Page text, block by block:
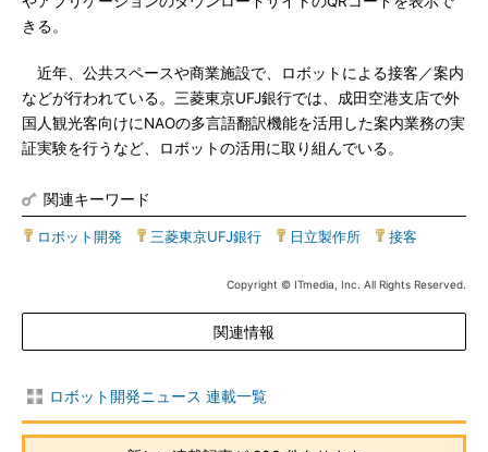
きる。
近年、公共スペースや商業施設で、ロボットによる接客／案内
などが行われている。三菱東京UFJ銀行では、成田空港支店で外
国人観光客向けにNAOの多言語翻訳機能を活用した案内業務の実
証実験を行うなど、ロボットの活用に取り組んでいる。
関連キーワード
ロボット開発 三菱東京UFJ銀行 日立製作所 接客
Copyright © ITmedia, Inc. All Rights Reserved.
関連情報
ロボット開発ニュース 連載一覧